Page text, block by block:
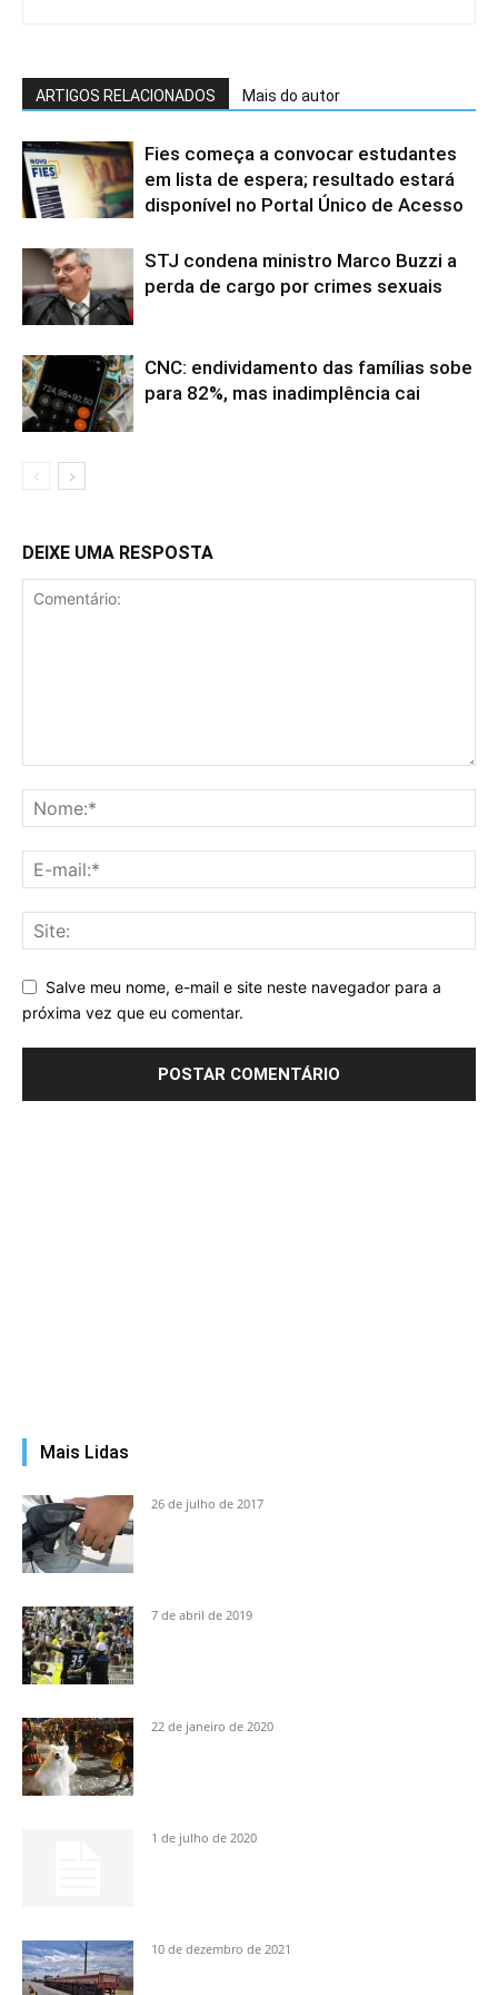
ARTIGOS RELACIONADOS Mais do autor
Fies começa a convocar estudantes
em lista de espera; resultado estará
disponível no Portal Único de Acesso
STJ condena ministro Marco Buzzi a
perda de cargo por crimes sexuais
CNC: endividamento das famílias sobe
para 82%, mas inadimplência cai
DEIXE UMA RESPOSTA
Salve meu nome, e-mail e site neste navegador para a
próxima vez que eu comentar.
Mais Lidas
26 de julho de 2017
7 de abril de 2019
22 de janeiro de 2020
1 de julho de 2020
10 de dezembro de 2021